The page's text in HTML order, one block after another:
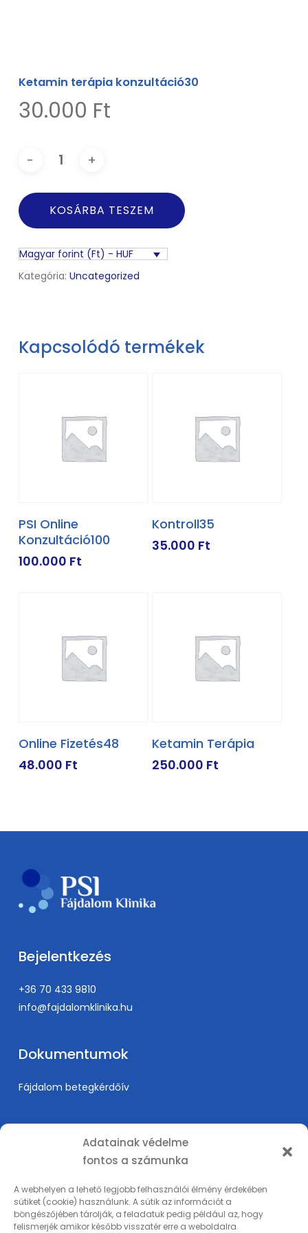
Adatainak védelme
fontos a számunka
A webhelyen a lehető legjobb felhasználói élmény érdekében
sütiket (cookie) használunk. A sütik az információt a
böngészőjében tárolják, a feladatuk pedig például az, hogy
felismerjék amikor később visszatér erre a weboldalra.
Ketamin terápia konzultáció30
30.000 Ft
KOSÁRBA TESZEM
Magyar forint (Ft) - HUF
Kategória: Uncategorized
Kapcsolódó termékek
KOSÁRBA TESZEM
PSI Online
Konzultáció100
100.000 Ft
KOSÁRBA TESZEM
Kontroll35
35.000 Ft
KOSÁRBA TESZEM
Online Fizetés48
48.000 Ft
KOSÁRBA TESZEM
Ketamin Terápia
250.000 Ft
Bejelentkezés
+36 70 433 9810
info@fajdalomklinika.hu
Dokumentumok
Fájdalom betegkérdőív
Információk
Karrier
Orvosképzés
Adatkezelési tájékoztató